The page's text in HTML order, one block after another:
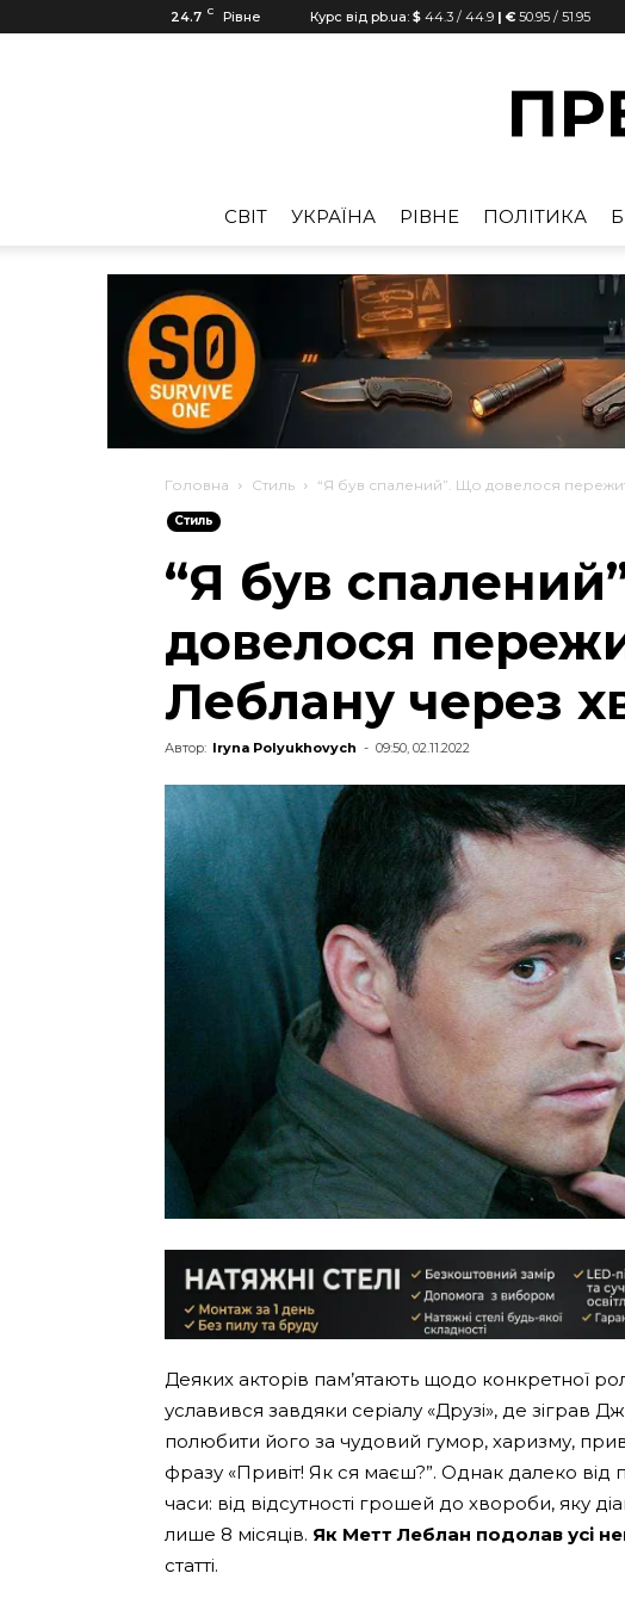
24.7 C Рівне Курс від pb.ua: $ 44.3 / 44.9 | € 50.95 / 51.95
CВІТ УКРАЇНА РІВНЕ ПОЛІТИКА
Головна Стиль “Я був спалений”. Що довелося
Стиль
“Я був
довелося
Леблану через
Автор: Iryna Polyukhovych - 09:50, 02.11.2022
Деяких акторів пам’ятають щодо конкретної
уславився завдяки серіалу «Друзі», де зіграв
полюбити його за чудовий гумор, харизму,
фразу «Привіт! Як ся маєш?”. Однак далеко
часи: від відсутності грошей до хвороби, яку
лише 8 місяців. Як Метт Леблан подолав усі
статті.